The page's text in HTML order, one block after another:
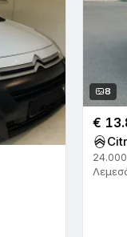
8
€
24.000